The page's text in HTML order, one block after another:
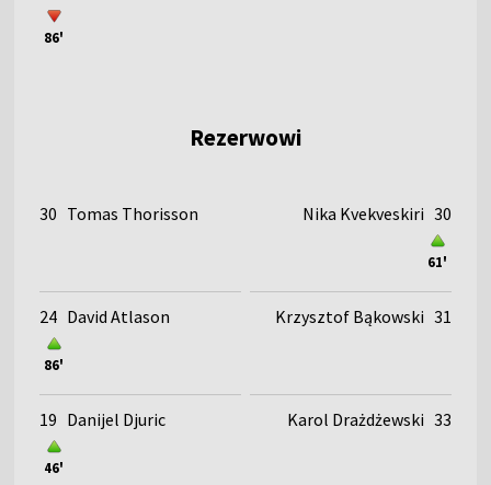
86'
Rezerwowi
30 Tomas Thorisson
24 David Atlason
86'
19 Danijel Djuric
46'
61'
Nika Kvekveskiri 30
Krzysztof Bąkowski 31
Karol Drażdżewski 33